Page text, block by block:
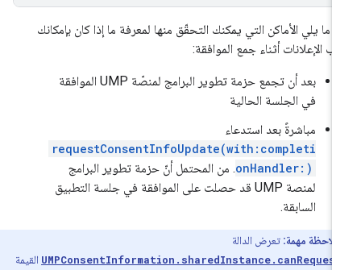
ما يلي الأماكن التي يمكنك التحقّق منها لمعرفة ما إذا كان بإمكانك
الإعلانات أثناء جمع الموافقة:
بعد أن تجمع حزمة تطوير البرامج لمنصّة UMP الموافقة
في الجلسة الحالية
مباشرةً بعد استدعاء
requestConsentInfoUpdate(with:completi
onHandler:). من المحتمل أنّ حزمة تطوير البرامج
لمنصة UMP قد حصلت على الموافقة في جلسة التطبيق
السابقة.
ملاحظة مهمة:تعرض الدالة
القيمة